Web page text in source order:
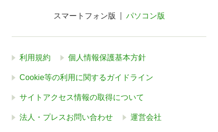
スマートフォン版 パソコン版
利用規約 個人情報保護基本方針
Cookie等の利用に関するガイドライン
サイトアクセス情報の取得について
法人・プレスお問い合わせ 運営会社